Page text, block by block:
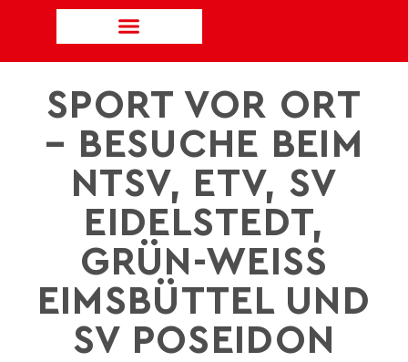
SPORT VOR ORT
– BESUCHE BEIM
NTSV, ETV, SV
EIDELSTEDT,
GRÜN-WEISS E
IMSBÜTTEL UND S
V POSEIDON